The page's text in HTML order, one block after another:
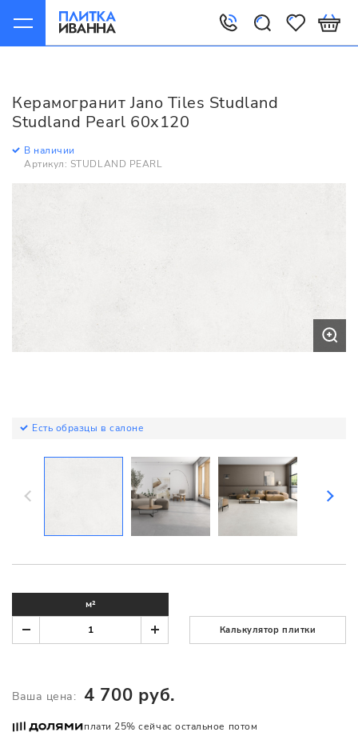
Керамогранит Jano Tiles Studland
Studland Pearl 60x120
В наличии
Артикул: STUDLAND PEARL
Есть образцы в салоне
м²
Калькулятор плитки
Ваша цена: 4 700 руб.
плати 25% сейчас остальное потом